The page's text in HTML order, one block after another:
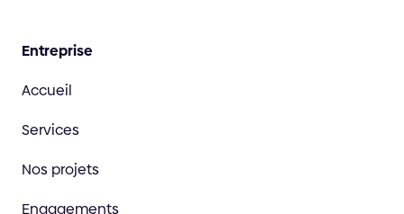
Entreprise
Accueil
Services
Nos projets
Engagements